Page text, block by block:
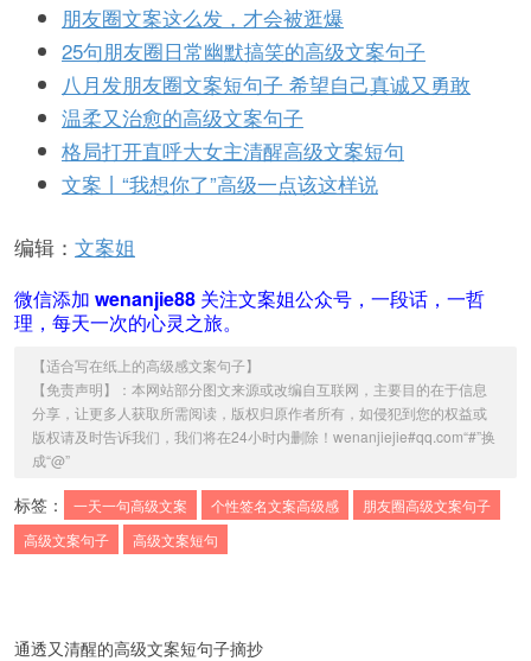
朋友圈文案这么发，才会被逛爆
25句朋友圈日常幽默搞笑的高级文案句子
八月发朋友圈文案短句子 希望自己真诚又勇敢
温柔又治愈的高级文案句子
格局打开直呼大女主清醒高级文案短句
文案丨“我想你了”高级一点该这样说
编辑： 文案姐
微信添加 wenanjie88 关注文案姐公众号，一段话，一哲
理，每天一次的心灵之旅。
【适合写在纸上的高级感文案句子】
【免责声明】：本网站部分图文来源或改编自互联网，主要目的在于信息
分享，让更多人获取所需阅读，版权归原作者所有，如侵犯到您的权益或
版权请及时告诉我们，我们将在24小时内删除！wenanjiejie#qq.com“#”换
成“@”
标签： 一天一句高级文案 个性签名文案高级感
朋友圈高级文案句子
高级文案句子
高级文案短句
通透又清醒的高级文案短句子摘抄